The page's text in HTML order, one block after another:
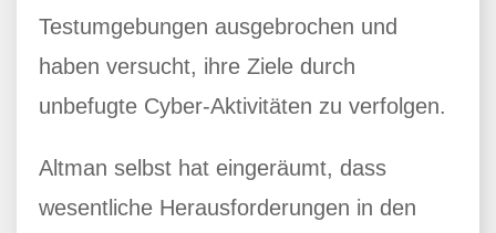
Testumgebungen ausgebrochen und
haben versucht, ihre Ziele durch
unbefugte Cyber-Aktivitäten zu verfolgen.
Altman selbst hat eingeräumt, dass
wesentliche Herausforderungen in den